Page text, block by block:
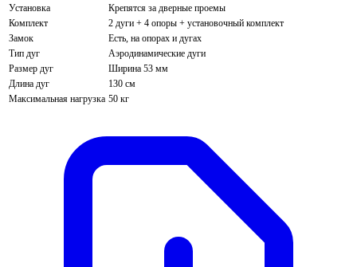
Установка
Крепятся за дверные проемы
Комплект
2 дуги + 4 опоры + установочный комплект
Замок
Есть, на опорах и дугах
Тип дуг
Аэродинамические дуги
Размер дуг
Ширина 53 мм
Длина дуг
130 см
Максимальная нагрузка 50 кг